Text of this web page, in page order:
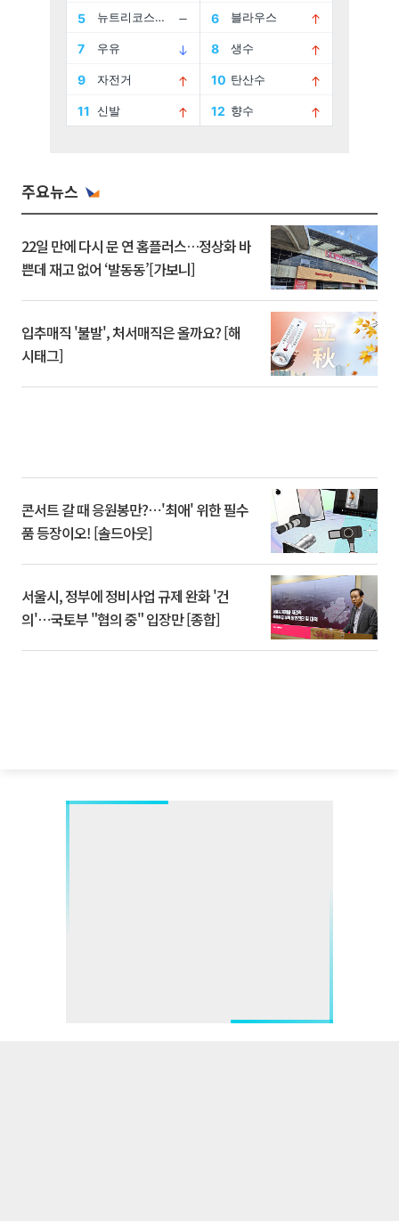
주요뉴스
22일 만에 다시 문 연 홈플러스…정상화 바
쁜데 재고 없어 ‘발동동’[가보니]
입추매직 '불발', 처서매직은 올까요? [해
시태그]
콘서트 갈 때 응원봉만?⋯'최애' 위한 필수
품 등장이오! [솔드아웃]
서울시, 정부에 정비사업 규제 완화 '건
의'⋯국토부 "협의 중" 입장만 [종합]